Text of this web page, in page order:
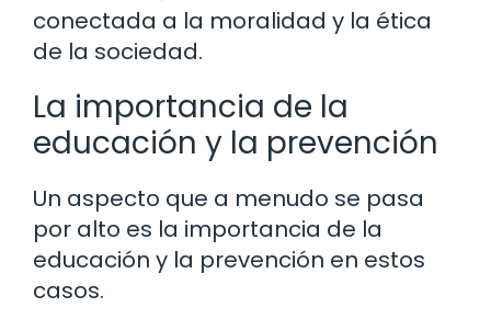
conectada a la moralidad y la ética
de la sociedad.
La importancia de la
educación y la prevención
Un aspecto que a menudo se pasa
por alto es la importancia de la
educación y la prevención en estos
casos.